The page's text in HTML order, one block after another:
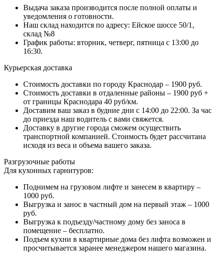
Выдача заказа производится после полной оплаты и
уведомления о готовности.
Наш склад находится по адресу: Ейское шоссе 50/1,
склад №8
График работы: вторник, четверг, пятница с 13:00 до
16:30.
Курьерская доставка
Стоимость доставки по городу Краснодар – 1900 руб.
Стоимость доставки в отдаленные районы – 1900 руб +
от границы Краснодара 40 руб/км.
Доставим ваш заказ в будние дни с 14:00 до 22:00. За час
до приезда наш водитель с вами свяжется.
Доставку в другие города сможем осуществить
транспортной компанией. Стоимость будет рассчитана
исходя из веса и объема вашего заказа.
Разгрузочные работы
Для кухонных гарнитуров:
Поднимем на грузовом лифте и занесем в квартиру –
1000 руб.
Выгрузка и занос в частный дом на первый этаж – 1000
руб.
Выгрузка к подъезду/частному дому без заноса в
помещение – бесплатно.
Подъем кухни в квартирные дома без лифта возможен и
просчитывается заранее менеджером нашего магазина.